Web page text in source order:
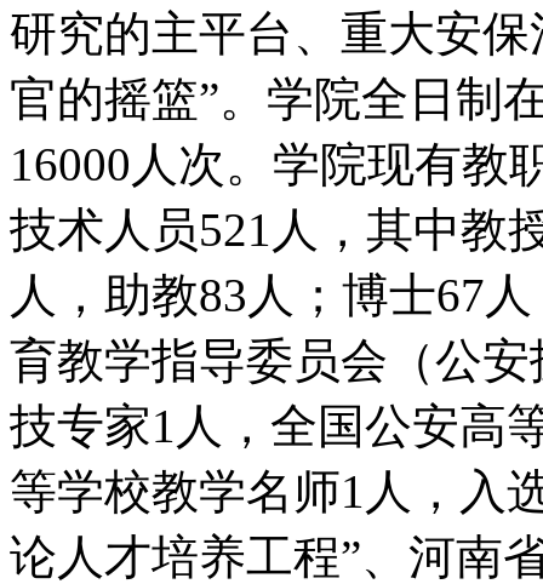
研究的主平台、重大安
官的摇篮”。学院全日制
16000人次。学院现有教
技术人员521人，其中教
人，助教83人；博士67
育教学指导委员会（公
技专家1人，全国公安高
等学校教学名师1人，入
论人才培养工程”、河南